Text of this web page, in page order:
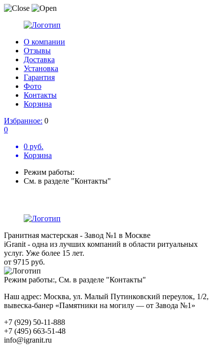
О компании
Отзывы
Доставка
Установка
Гарантия
Фото
Контакты
Корзина
Избранное: 0
0
0 руб.
Корзина
Режим работы:
См. в разделе "Контакты"
Гранитная мастерская - Завод №1 в Москве
iGranit - одна из лучших компаний в области ритуальных
услуг. Уже более 15 лет.
от 9715 руб.
Режим работы:, См. в разделе "Контакты"
Наш адрес: Москва, ул. Малый Путинковский переулок, 1/2,
вывеска-банер «Памятники на могилу — от Завода №1»
+7 (929) 50-11-888
+7 (495) 663-51-48
info@igranit.ru